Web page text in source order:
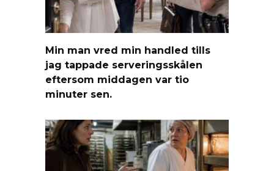
Min man vred min handled tills
jag tappade serveringsskålen
eftersom middagen var tio
minuter sen.